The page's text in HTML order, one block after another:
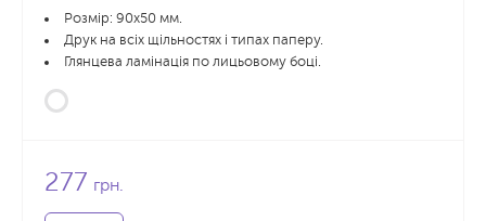
Розмір: 90x50 мм.
Друк на всіх щільностях і типах паперу.
Глянцева ламінація по лицьовому боці.
277 грн.